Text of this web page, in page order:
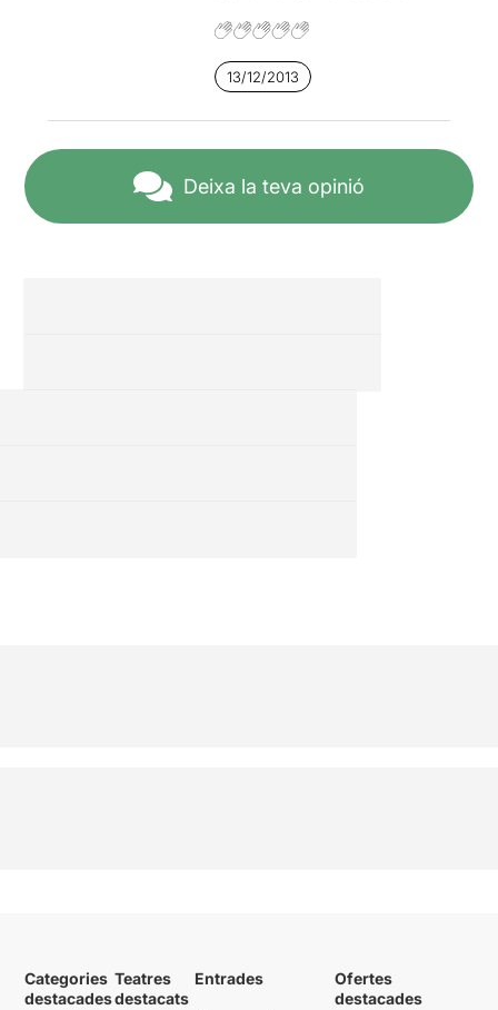
13/12/2013
Deixa la teva opinió
Categories
destacades
Teatres
destacats
Entrades
Ofertes
destacades